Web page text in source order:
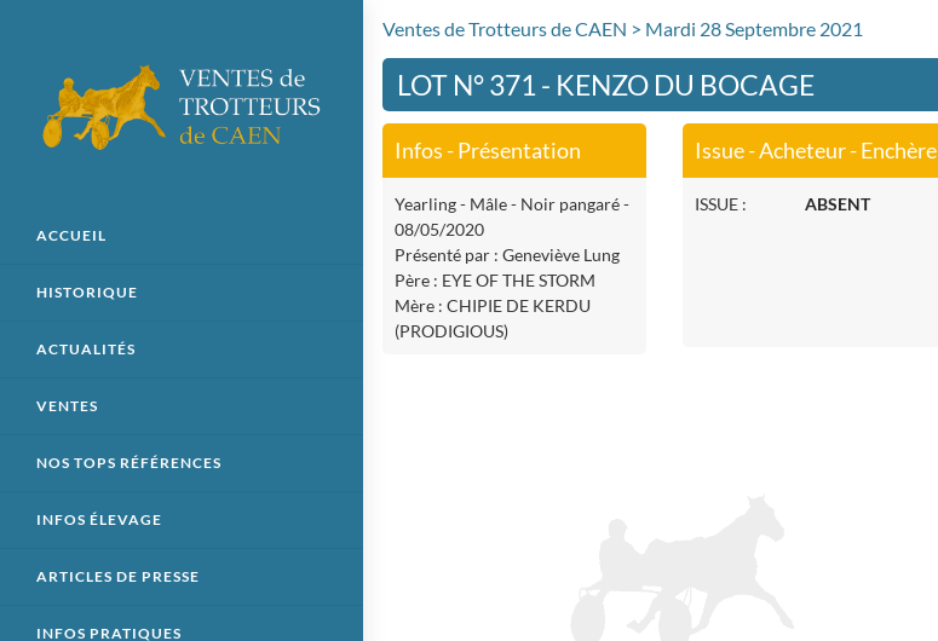
ACCUEIL
HISTORIQUE
ACTUALITÉS
VENTES
NOS TOPS RÉFÉRENCES
INFOS ÉLEVAGE
ARTICLES DE PRESSE
INFOS PRATIQUES
Ventes de Trotteurs de CAEN > Mardi 28 Septembre 2021
LOT N° 371 - KENZO DU BOCAGE
Infos - Présentation
Yearling - Mâle - Noir pangaré -
08/05/2020
Présenté par : Geneviève Lung
Père : EYE OF THE STORM
Mère : CHIPIE DE KERDU
(PRODIGIOUS)
Issue - Acheteur - Enchère
ISSUE : ABSENT